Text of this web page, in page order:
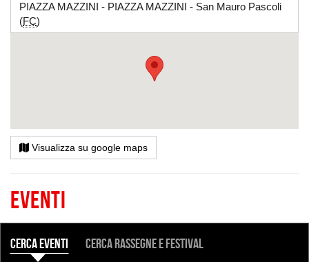
PIAZZA MAZZINI - PIAZZA MAZZINI - San Mauro Pascoli
(FC)
Visualizza su google maps
Eventi
COSA
Cerca eventi Cerca rassegne e festival